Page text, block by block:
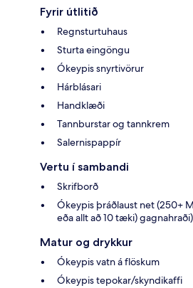
Fyrir útlitið
Regnsturtuhaus
Sturta eingöngu
Ókeypis snyrtivörur
Hárblásari
Handklæði
Tannburstar og tannkrem
Salernispappír
Vertu í sambandi
Skrifborð
Ókeypis þráðlaust net (250+
eða allt að 10 tæki) gagnahraði)
Matur og drykkur
Ókeypis vatn á flöskum
Ókeypis tepokar/skyndikaffi